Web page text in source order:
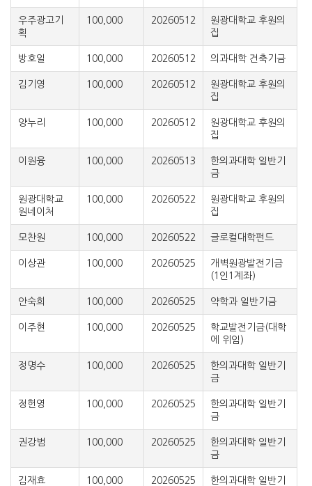
우주광고기
획
100,000 20260512
원광대학교 후원의
집
방호일 100,000 20260512 의과대학 건축기금
김기영 100,000 20260512
원광대학교 후원의
집
양누리 100,000 20260512
원광대학교 후원의
집
이원융 100,000 20260513
한의과대학 일반기
금
원광대학교
원네이처
100,000 20260522
원광대학교 후원의
집
모찬원 100,000 20260522 글로컬대학펀드
이상관 100,000 20260525
개벽원광발전기금
(1인1계좌)
안숙희 100,000 20260525 약학과 일반기금
이주현 100,000 20260525
학교발전기금(대학
에 위임)
정명수 100,000 20260525
한의과대학 일반기
금
정헌영 100,000 20260525
한의과대학 일반기
금
권강범 100,000 20260525
한의과대학 일반기
금
김재효 100,000 20260525
한의과대학 일반기